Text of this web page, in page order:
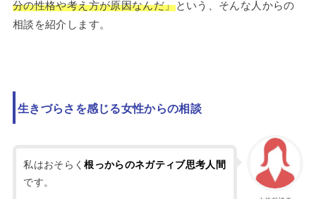
分の性格や考え方が原因なんだ」という、そんな人からの
相談を紹介します。
生きづらさを感じる女性からの相談
私はおそらく根っからのネガティブ思考人間
です。